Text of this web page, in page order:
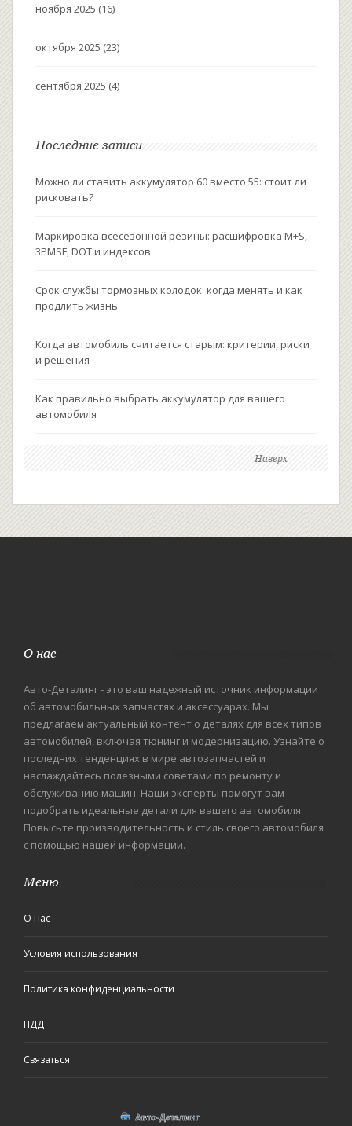
ноября 2025 (16)
октября 2025 (23)
сентября 2025 (4)
Последние записи
Можно ли ставить аккумулятор 60 вместо 55: стоит ли
рисковать?
Маркировка всесезонной резины: расшифровка M+S,
3PMSF, DOT и индексов
Срок службы тормозных колодок: когда менять и как
продлить жизнь
Когда автомобиль считается старым: критерии, риски
и решения
Как правильно выбрать аккумулятор для вашего
автомобиля
Наверх
О нас
Авто-Деталинг - это ваш надежный источник информации
об автомобильных запчастях и аксессуарах. Мы
предлагаем актуальный контент о деталях для всех типов
автомобилей, включая тюнинг и модернизацию. Узнайте о
последних тенденциях в мире автозапчастей и
наслаждайтесь полезными советами по ремонту и
обслуживанию машин. Наши эксперты помогут вам
подобрать идеальные детали для вашего автомобиля.
Повысьте производительность и стиль своего автомобиля
с помощью нашей информации.
Меню
О нас
Условия использования
Политика конфиденциальности
ПДД
Связаться